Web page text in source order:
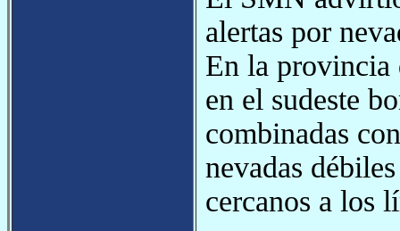
alertas por
En la provincia
en el sudeste
combinadas
nevadas
cercanos a los